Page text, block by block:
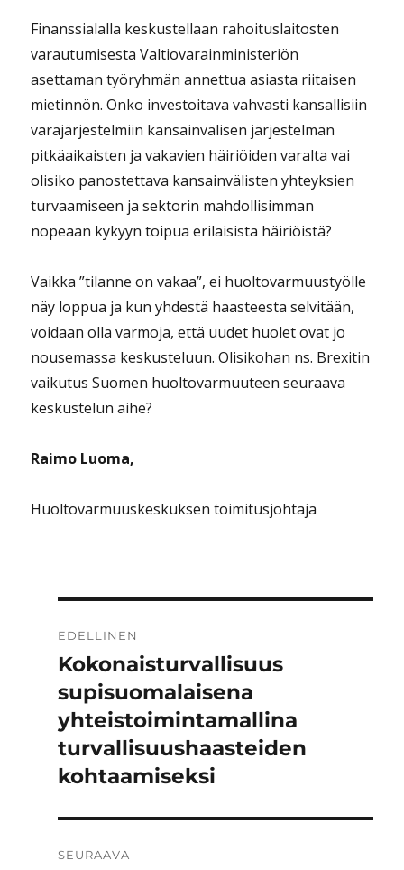
Finanssialalla keskustellaan rahoituslaitosten
varautumisesta Valtiovarainministeriön
asettaman työryhmän annettua asiasta riitaisen
mietinnön. Onko investoitava vahvasti kansallisiin
varajärjestelmiin kansainvälisen järjestelmän
pitkäaikaisten ja vakavien häiriöiden varalta vai
olisiko panostettava kansainvälisten yhteyksien
turvaamiseen ja sektorin mahdollisimman
nopeaan kykyyn toipua erilaisista häiriöistä?
Vaikka ”tilanne on vakaa”, ei huoltovarmuustyölle
näy loppua ja kun yhdestä haasteesta selvitään,
voidaan olla varmoja, että uudet huolet ovat jo
nousemassa keskusteluun. Olisikohan ns. Brexitin
vaikutus Suomen huoltovarmuuteen seuraava
keskustelun aihe?
Raimo Luoma,
Huoltovarmuuskeskuksen toimitusjohtaja
selaus
EDELLINEN
Edellinen
artikkeli:
Kokonaisturvallisuus
supisuomalaisena
yhteistoimintamallina
turvallisuushaasteiden
kohtaamiseksi
SEURAAVA